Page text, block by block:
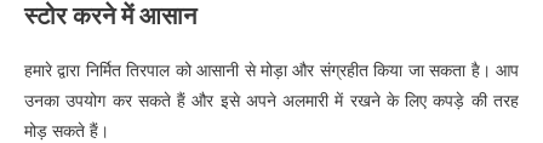
स्टोर करने में आसान
हमारे द्वारा निर्मित तिरपाल को आसानी से मोड़ा और संग्रहीत किया जा सकता है। आप
उनका उपयोग कर सकते हैं और इसे अपने अलमारी में रखने के लिए कपड़े की तरह
मोड़ सकते हैं।